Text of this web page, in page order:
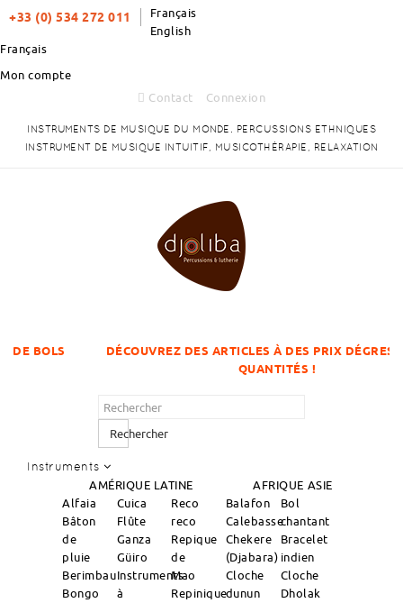
+33 (0) 534 272 011
Français
English
Français
Mon compte
Contact
Connexion
INSTRUMENTS DE MUSIQUE DU MONDE. PERCUSSIONS ETHNIQUES
INSTRUMENT DE MUSIQUE INTUITIF, MUSICOTHÉRAPIE, RELAXATION
DÉCOUVREZ DES ARTICLES À DES PRIX DÉGRESSIFS
QUANTITÉS !
Rechercher
Instruments
AMÉRIQUE LATINE AFRIQUE ASIE
Alfaia
Bâton
de
pluie
Berimbau
Bongo
Cuica
Flûte
Ganza
Güiro
Instruments
à
Reco
reco
Repique
de
Mao
Repinique
Balafon
Calebasse
Chekere
(Djabara)
Cloche
dunun
Bol
chantant
Bracelet
indien
Cloche
Dholak